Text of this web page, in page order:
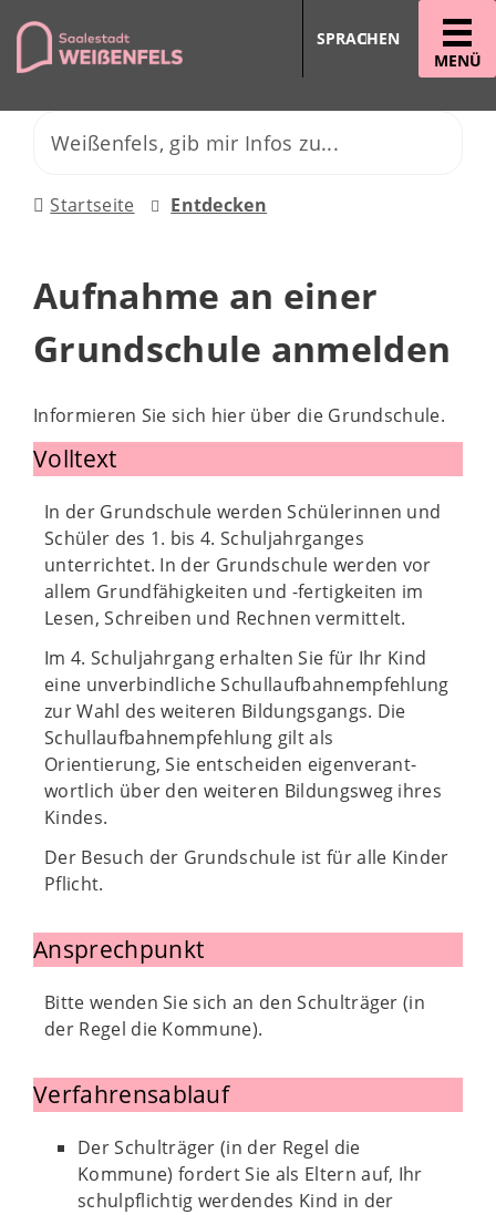
MENÜ
SPRACHEN
Startseite Entdecken
Aufnahme an einer
Grundschule anmelden
Informieren Sie sich hier über die Grundschule.
Volltext
In der Grundschule werden Schülerinnen und
Schüler des 1. bis 4. Schuljahrganges
unterrichtet. In der Grundschule werden vor
allem Grundfähigkeiten und -fertigkeiten im
Lesen, Schreiben und Rechnen vermittelt.
Im 4. Schuljahrgang erhalten Sie für Ihr Kind
eine unverbindliche Schullaufbahnempfehlung
zur Wahl des weiteren Bildungsgangs. Die
Schullaufbahnempfehlung gilt als
Orientierung, Sie entscheiden eigenverant­
wortlich über den weiteren Bildungsweg ihres
Kindes.
Der Besuch der Grundschule ist für alle Kinder
Pflicht.
Ansprechpunkt
Bitte wenden Sie sich an den Schulträger (in
der Regel die Kommune).
Verfahrensablauf
Der Schulträger (in der Regel die
Kommune) fordert Sie als Eltern auf, Ihr
schulpflichtig werdendes Kind in der